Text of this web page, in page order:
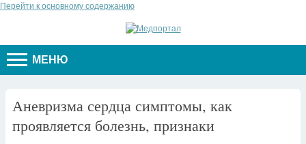
Перейти к основному содержанию
МЕНЮ
Аневризма сердца симптомы, как
проявляется болезнь, признаки